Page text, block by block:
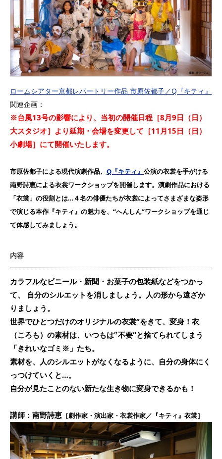
ロームシアター京都レパートリー作品 市原佐都子／Q『キティ』
関連企画：
※台風13号の影響により、当初の開催日程［8月9日（日）
大スタジオ］より延期・会場を変更して［11月15日（日）
小劇場］にて開催いたします。
市原佐都子による現代演劇作品、 Q『キティ』 公演の衣裳を手がける
南野詩恵による衣裳ワークショップを開催します。演劇作品における
「衣裳」の役割とは…４名の俳優たちが衣裳によってさまざまな姿形
で演じる本作『キティ』の魅力を、“へんしん”ワークショップを通じ
て体感してみましょう。
内容
カラフルなビニール・新聞・お菓子の包装紙などをつかっ
て、 自分のシルエットを消しましょう。人の形から遠ざか
りましょう。
世界でひとつだけのオリジナルの衣裳“をきて、変身！衣
（ころも）の素材は、いつもは‟不要“と捨てられてしまう
「きれいなゴミ※」たち。
素材を、人のシルエットがなくなるように、自分の身体にく
っつけていくと…。
自分が見たことのない新たな生き物に変身できるかも！
講師：南野詩恵 ［劇作家・演出家・衣裳作家／『キティ』衣裳］